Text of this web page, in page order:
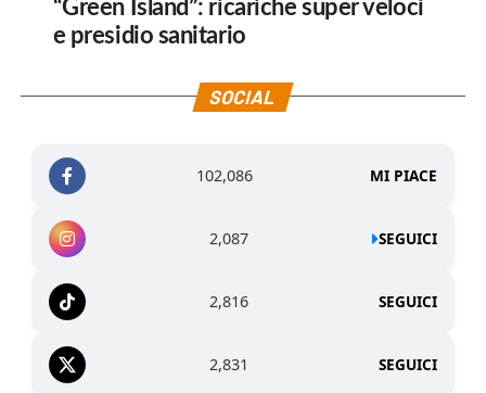
“Green Island”: ricariche super veloci
e presidio sanitario
SOCIAL
102,086 MI PIACE
2,087 SEGUICI
2,816 SEGUICI
2,831 SEGUICI